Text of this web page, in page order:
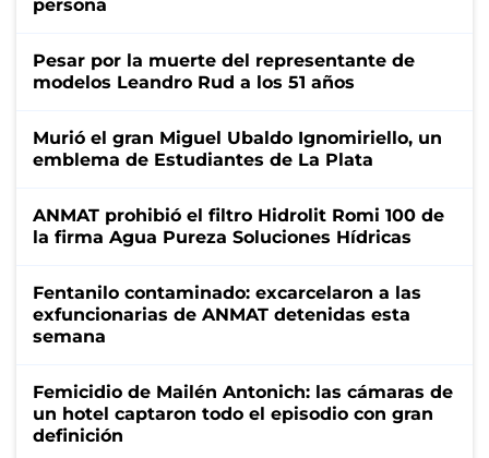
persona
Pesar por la muerte del representante de
modelos Leandro Rud a los 51 años
Murió el gran Miguel Ubaldo Ignomiriello, un
emblema de Estudiantes de La Plata
ANMAT prohibió el filtro Hidrolit Romi 100 de
la firma Agua Pureza Soluciones Hídricas
Fentanilo contaminado: excarcelaron a las
exfuncionarias de ANMAT detenidas esta
semana
Femicidio de Mailén Antonich: las cámaras de
un hotel captaron todo el episodio con gran
definición